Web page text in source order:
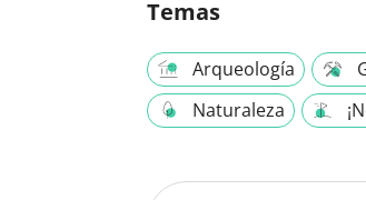
Temas
Arqueología
Naturaleza